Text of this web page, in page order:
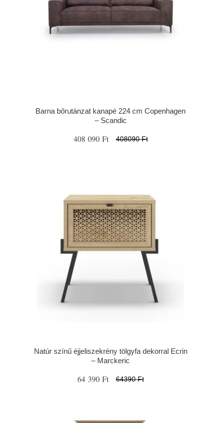
Barna bőrutánzat kanapé 224 cm Copenhagen
– Scandic
408 090 Ft 408090 Ft
Natúr színű éjjeliszekrény tölgyfa dekorral Ecrin
– Marckeric
64 390 Ft 64390 Ft